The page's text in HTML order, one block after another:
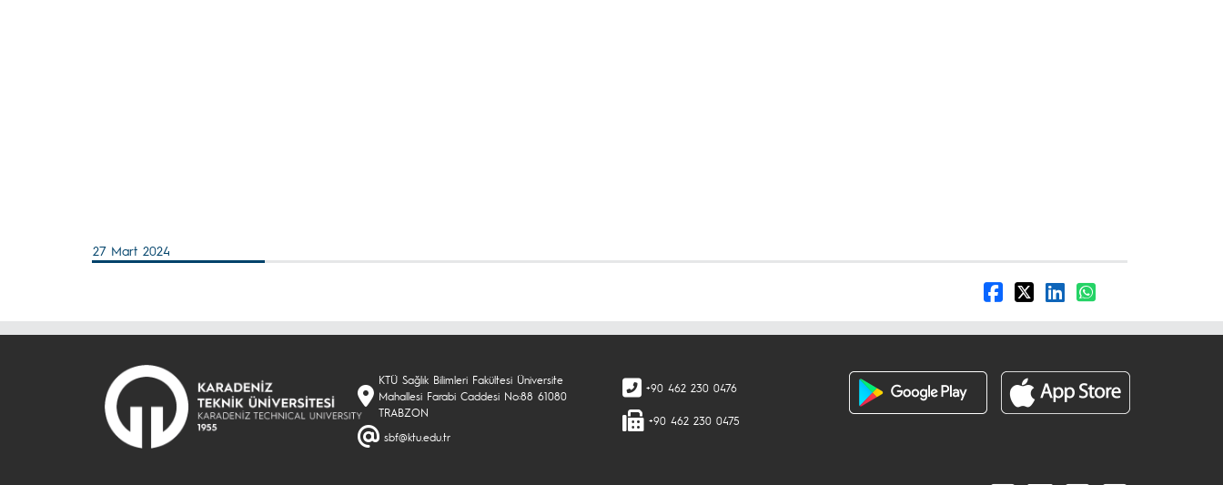
27 Mart 2024
KTÜ Sağlık Bilimleri Fakültesi Üniversite
Mahallesi Farabi Caddesi No:88 61080
TRABZON
sbf@ktu.edu.tr
+90 462 230 0476
+90 462 230 0475